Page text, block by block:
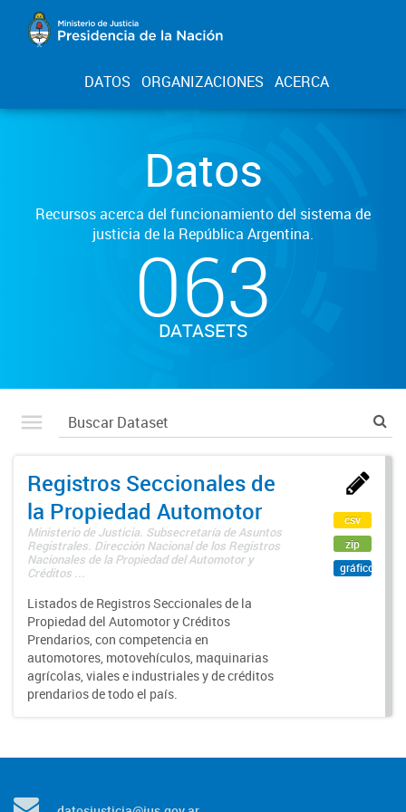
DATOS ORGANIZACIONES ACERCA
Datos
Recursos acerca del funcionamiento del sistema de
justicia de la República Argentina.
063
DATASETS
Registros Seccionales de
la Propiedad Automotor
Ministerio de Justicia. Subsecretaría de Asuntos
Registrales. Dirección Nacional de los Registros
Nacionales de la Propiedad del Automotor y
Créditos ...
Listados de Registros Seccionales de la
Propiedad del Automotor y Créditos
Prendarios, con competencia en
automotores, motovehículos, maquinarias
agrícolas, viales e industriales y de créditos
prendarios de todo el país.
csv
zip
gráfico